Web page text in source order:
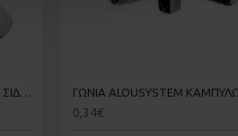
ΓΩΝΙΑ ALOUSYSTEM ΕΥΘ/ΣΗΣ ΣΙΔΕΡ. KAI COBRA KAI ELVIAL 3300 ΣΥΤΑΣ
0,34€